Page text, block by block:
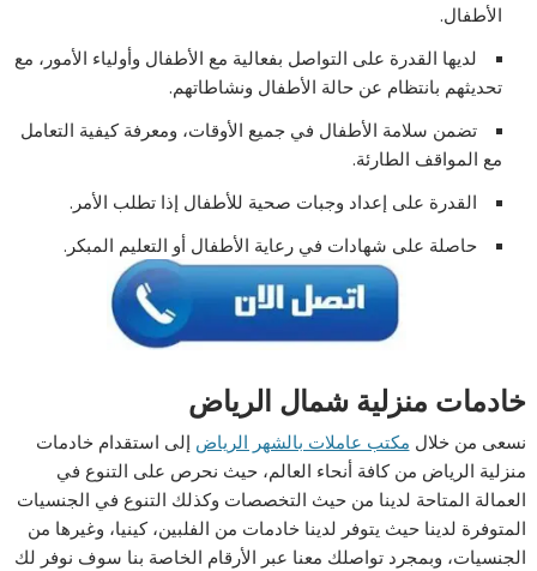
الأطفال.
لديها القدرة على التواصل بفعالية مع الأطفال وأولياء الأمور، مع
تحديثهم بانتظام عن حالة الأطفال ونشاطاتهم.
تضمن سلامة الأطفال في جميع الأوقات، ومعرفة كيفية التعامل
مع المواقف الطارئة.
القدرة على إعداد وجبات صحية للأطفال إذا تطلب الأمر.
حاصلة على شهادات في رعاية الأطفال أو التعليم المبكر.
خادمات منزلية شمال الرياض
نسعى من خلال مكتب عاملات بالشهر الرياض إلى استقدام خادمات
منزلية الرياض من كافة أنحاء العالم، حيث نحرص على التنوع في
العمالة المتاحة لدينا من حيث التخصصات وكذلك التنوع في الجنسيات
المتوفرة لدينا حيث يتوفر لدينا خادمات من الفلبين، كينيا، وغيرها من
الجنسيات، وبمجرد تواصلك معنا عبر الأرقام الخاصة بنا سوف نوفر لك